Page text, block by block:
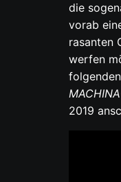
die
vorab
rasanten
werfen
MACHINA
2019